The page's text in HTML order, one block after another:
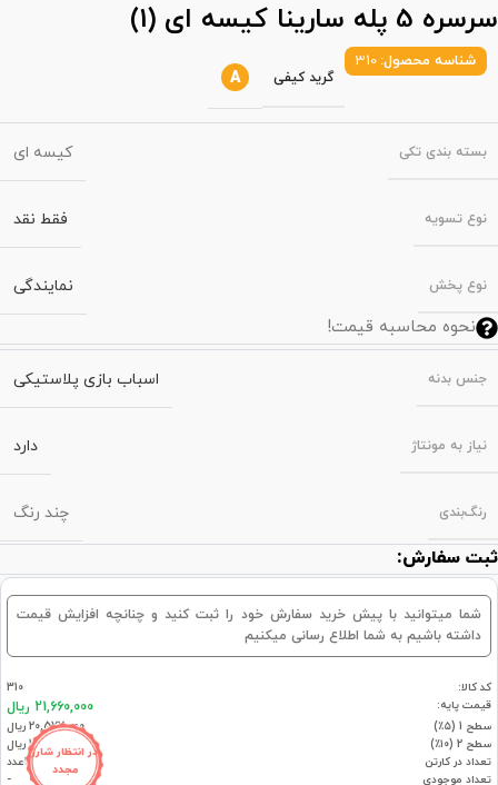
سرسره 5 پله سارینا کیسه ای (1)
شناسه محصول: 310
گرید کیفی A
بسته‌ بندی تکی کیسه ای
نوع تسویه فقط نقد
نوع پخش نمایندگی
نحوه محاسبه قیمت!
جنس بدنه اسباب بازی پلاستیکی
نیاز به مونتاژ دارد
رنگ‌بندی چند رنگ
ثبت سفارش:
شما میتوانید با پیش خرید سفارش خود را ثبت کنید و چنانچه افزایش قیمت
داشته باشیم به شما اطلاع رسانی میکنیم
در انتظار شارژ
مجدد
کد کالا:
310
قیمت پایه:
21,660,000 ریال
سطح 1 (۵٪)
20,577,000 ریال
سطح 2 (۱۰٪)
19,494,000 ریال
تعداد در کارتن
1عدد
تعداد موجودی
-